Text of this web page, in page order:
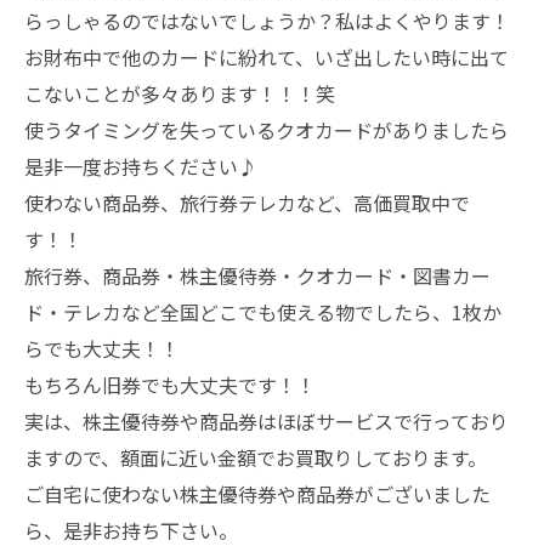
らっしゃるのではないでしょうか？私はよくやります！
お財布中で他のカードに紛れて、いざ出したい時に出て
こないことが多々あります！！！笑
使うタイミングを失っているクオカードがありましたら
是非一度お持ちください♪
使わない商品券、旅行券テレカなど、高価買取中で
す！！
旅行券、商品券・株主優待券・クオカード・図書カー
ド・テレカなど全国どこでも使える物でしたら、1枚か
らでも大丈夫！！
もちろん旧券でも大丈夫です！！
実は、株主優待券や商品券はほぼサービスで行っており
ますので、額面に近い金額でお買取りしております。
ご自宅に使わない株主優待券や商品券がございました
ら、是非お持ち下さい。